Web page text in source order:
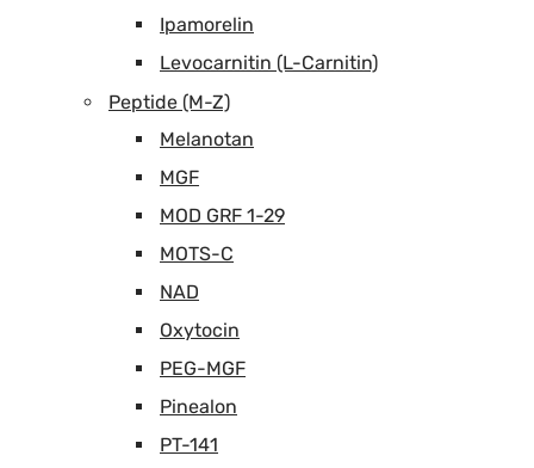
Ipamorelin
Levocarnitin (L-Carnitin)
Peptide (M-Z)
Melanotan
MGF
MOD GRF 1-29
MOTS-C
NAD
Oxytocin
PEG-MGF
Pinealon
PT-141